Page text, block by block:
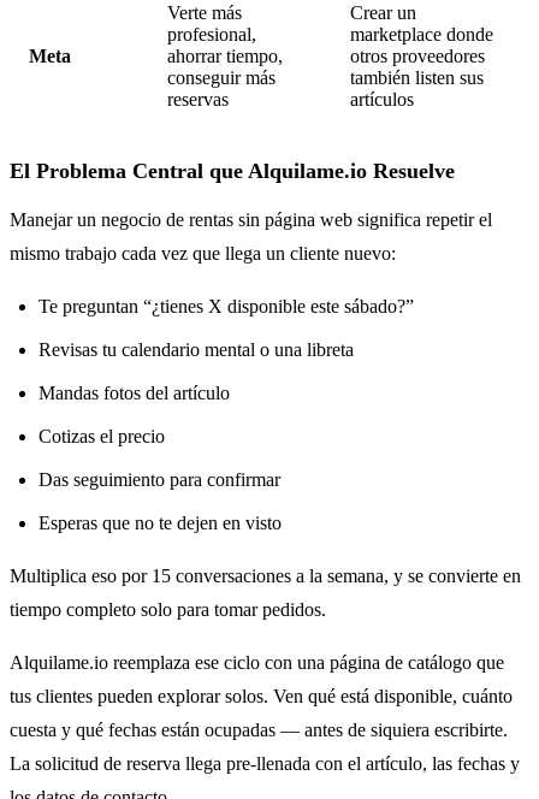
Meta
Verte más
profesional,
ahorrar tiempo,
conseguir más
reservas
Crear un
marketplace donde
otros proveedores
también listen sus
artículos
El Problema Central que Alquilame.io Resuelve
Manejar un negocio de rentas sin página web significa repetir el
mismo trabajo cada vez que llega un cliente nuevo:
Te preguntan “¿tienes X disponible este sábado?”
Revisas tu calendario mental o una libreta
Mandas fotos del artículo
Cotizas el precio
Das seguimiento para confirmar
Esperas que no te dejen en visto
Multiplica eso por 15 conversaciones a la semana, y se convierte en
tiempo completo solo para tomar pedidos.
Alquilame.io reemplaza ese ciclo con una página de catálogo que
tus clientes pueden explorar solos. Ven qué está disponible, cuánto
cuesta y qué fechas están ocupadas — antes de siquiera escribirte.
La solicitud de reserva llega pre-llenada con el artículo, las fechas y